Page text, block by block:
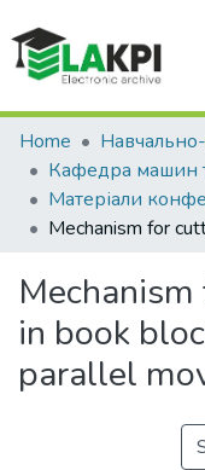
Communities &
All of DSpace
Statistics
Home
in book
parallel